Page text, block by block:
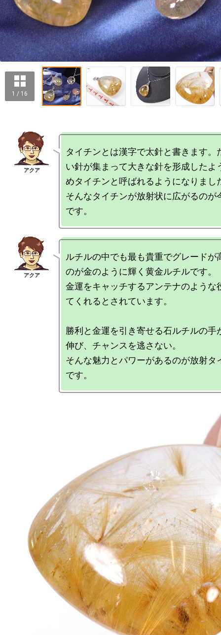
1 / 16
タイチンとは漢字で太針と書きます。
い針が集まって大きな針を形成したよ
めタイチンと呼ばれるようになりまし
そんなタイチンが放射状に広がるのが
ルチルの中でも最も貴重でグレードが
のが金のように輝く黄金ルチルです。
金運をキャッチするアンテナのような
てくれるとされています。
勝利と金運を引き寄せる石ルチルの手
伸び、チャンスを逃さない。
そんな魅力とパワーがあるのが放射タ